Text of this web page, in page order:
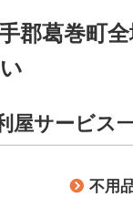
郡葛巻町
屋サービス
不用